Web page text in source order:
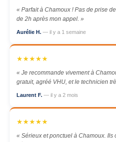
« Parfait à Chamoux ! Pas de prise
de 2h après mon appel. »
Aurélie H. — il y a 1 semaine
★★★★★
« Je recommande vivement à
gratuit, agréé VHU, et le technicien
Laurent F. — il y a 2 mois
★★★★★
« Sérieux et ponctuel à Chamoux. Ils